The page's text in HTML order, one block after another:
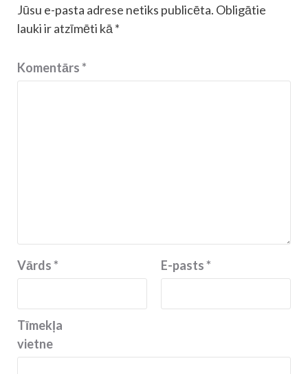
Jūsu e-pasta adrese netiks publicēta. Obligātie
lauki ir atzīmēti kā *
Komentārs*
Vārds* E-pasts*
Tīmekļa
vietne